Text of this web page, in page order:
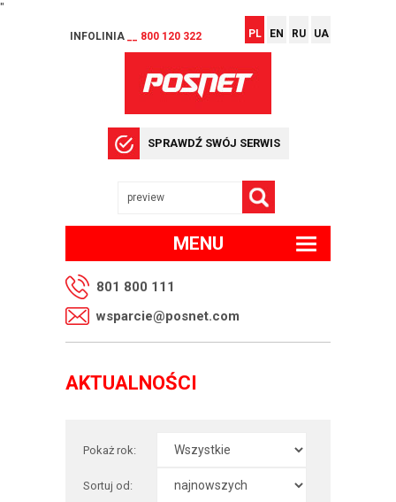
"
INFOLINIA __ 800 120 322 PL EN RU UA
SPRAWDŹ SWÓJ SERWIS
MENU
801 800 111
wsparcie@posnet.com
AKTUALNOŚCI
Pokaż rok:
Sortuj od: